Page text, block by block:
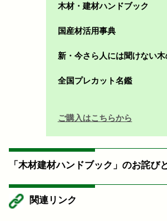
木材・建材ハンドブック
国産材活用事典
新・今さら人には聞けない
全国プレカット名鑑
ご購入はこちらから
「木材建材ハンドブック」のお詫び
関連リンク